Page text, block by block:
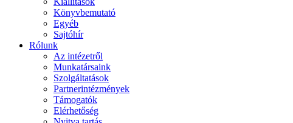
Könyvbemutató
Egyéb
Sajtóhír
Rólunk
Az intézetről
Munkatársaink
Szolgáltatások
Partnerintézmények
Támogatók
Elérhetőség